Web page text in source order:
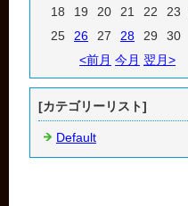
18
19 20 21 22 23
25
26 27 28 29
30
<前月 今月 翌月>
[カテゴリーリスト]
Default